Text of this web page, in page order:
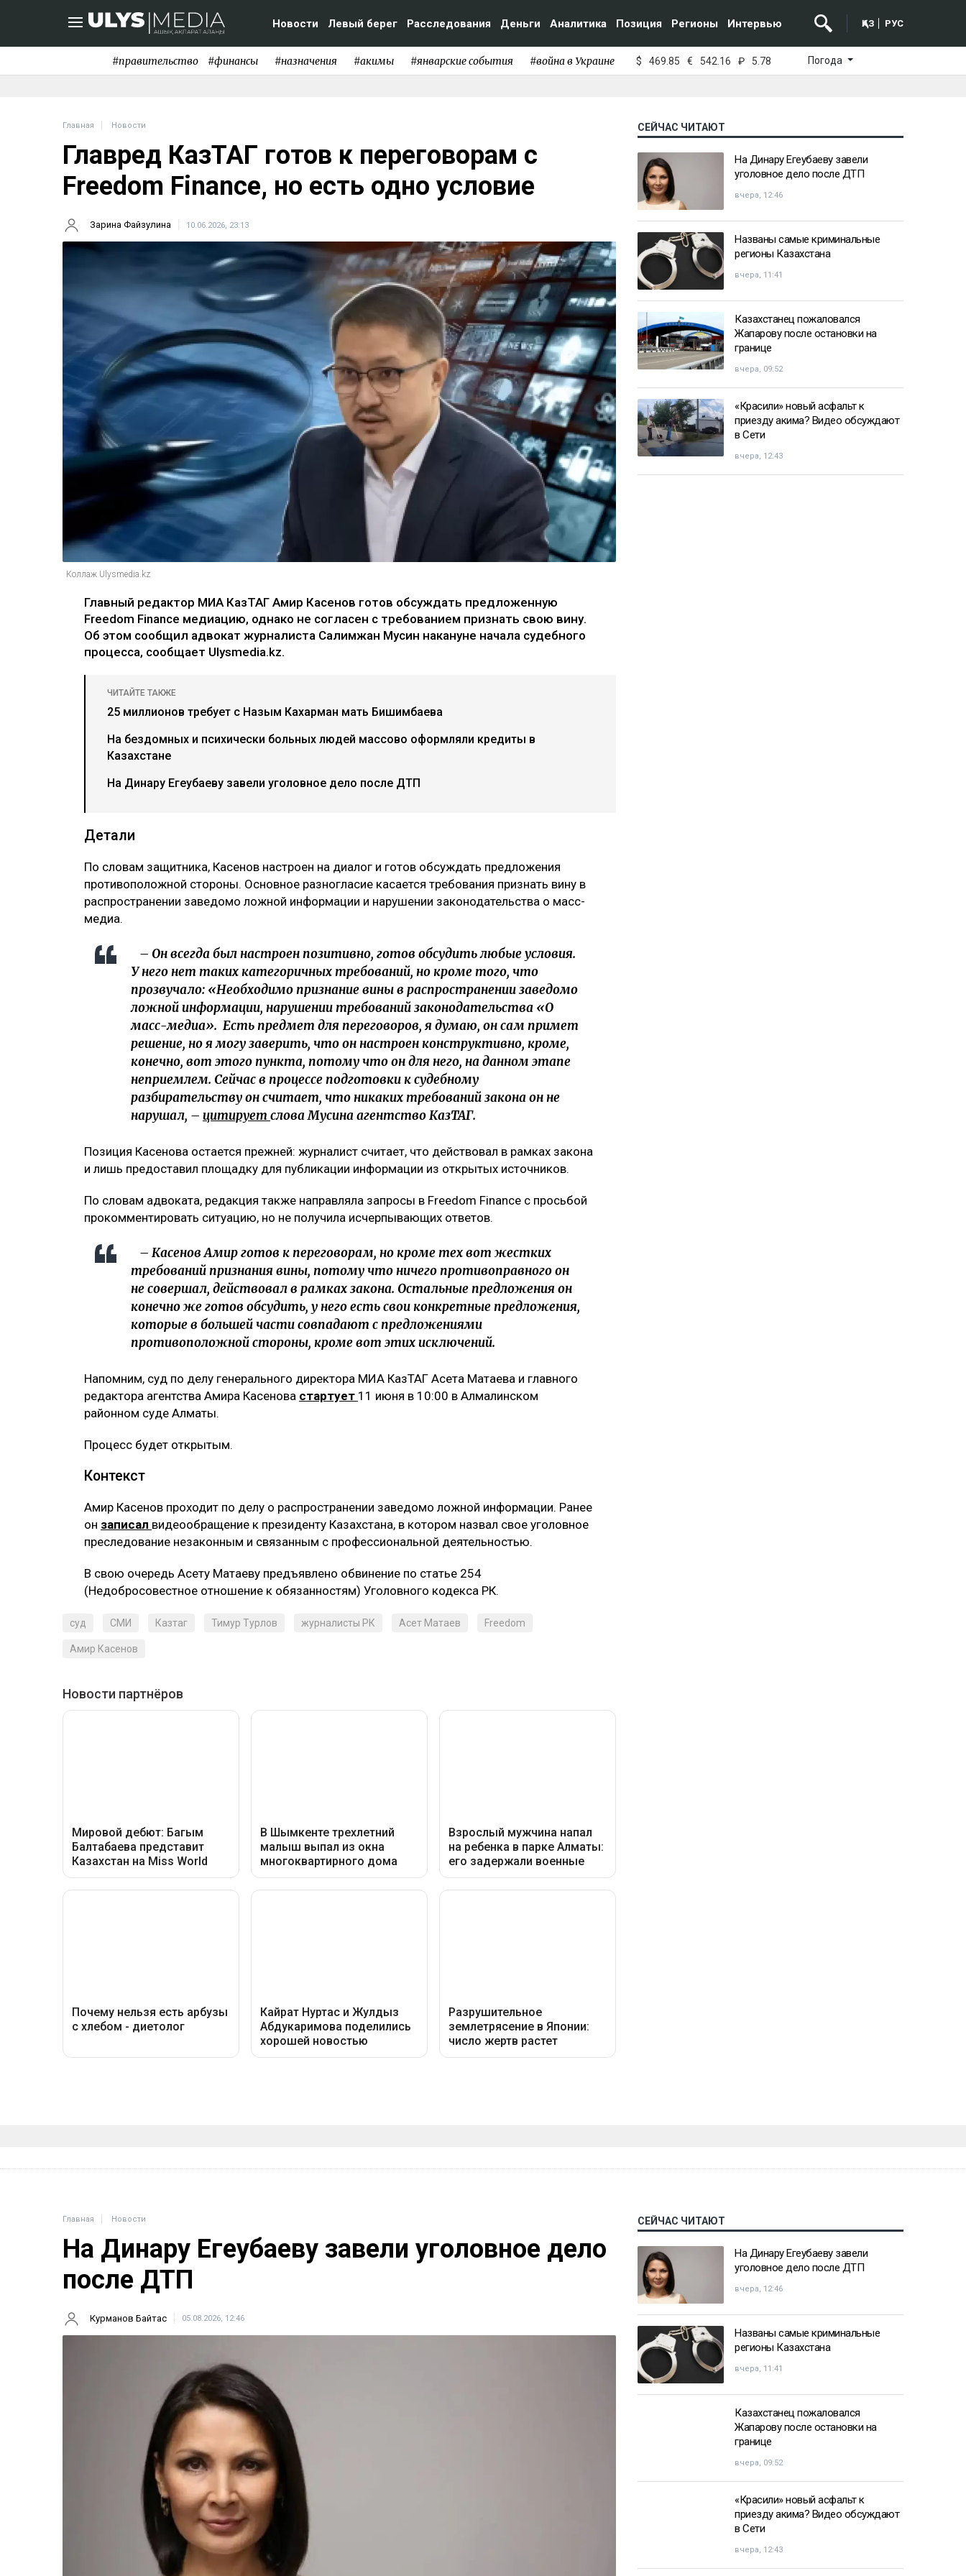
Новости Левый берег Расследования Деньги Аналитика Позиция Регионы Интервью ҚАЗ РУС
#правительство #финансы #назначения #акимы #январские события #война в Украине $ 469.85 € 542.16 ₽ 5.78 Погода
Главная Новости
Главред КазТАГ готов к переговорам с
Freedom Finance, но есть одно условие
Зарина Файзулина 10.06.2026, 23:13
Коллаж Ulysmedia.kz
Главный редактор МИА КазТАГ Амир Касенов готов обсуждать предложенную
Freedom Finance медиацию, однако не согласен с требованием признать свою вину.
Об этом сообщил адвокат журналиста Салимжан Мусин накануне начала судебного
процесса, сообщает Ulysmedia.kz.
ЧИТАЙТЕ ТАКЖЕ
25 миллионов требует с Назым Кахарман мать Бишимбаева
На бездомных и психически больных людей массово оформляли кредиты в
Казахстане
На Динару Егеубаеву завели уголовное дело после ДТП
Детали
По словам защитника, Касенов настроен на диалог и готов обсуждать предложения
противоположной стороны. Основное разногласие касается требования признать вину в
распространении заведомо ложной информации и нарушении законодательства о масс-
медиа.
– Он всегда был настроен позитивно, готов обсудить любые условия.
У него нет таких категоричных требований, но кроме того, что
прозвучало: «Необходимо признание вины в распространении заведомо
ложной информации, нарушении требований законодательства «О
масс-медиа». Есть предмет для переговоров, я думаю, он сам примет
решение, но я могу заверить, что он настроен конструктивно, кроме,
конечно, вот этого пункта, потому что он для него, на данном этапе
неприемлем. Сейчас в процессе подготовки к судебному
разбирательству он считает, что никаких требований закона он не
нарушал, – цитируетслова Мусина агентство КазТАГ.
Позиция Касенова остается прежней: журналист считает, что действовал в рамках закона
и лишь предоставил площадку для публикации информации из открытых источников.
По словам адвоката, редакция также направляла запросы в Freedom Finance с просьбой
прокомментировать ситуацию, но не получила исчерпывающих ответов.
– Касенов Амир готов к переговорам, но кроме тех вот жестких
требований признания вины, потому что ничего противоправного он
не совершал, действовал в рамках закона. Остальные предложения он
конечно же готов обсудить, у него есть свои конкретные предложения,
которые в большей части совпадают с предложениями
противоположной стороны, кроме вот этих исключений.
Напомним, суд по делу генерального директора МИА КазТАГ Асета Матаева и главного
редактора агентства Амира Касенова стартует 11 июня в 10:00 в Алмалинском
районном суде Алматы.
Процесс будет открытым.
Контекст
Амир Касенов проходит по делу о распространении заведомо ложной информации. Ранее
он записал видеообращение к президенту Казахстана, в котором назвал свое уголовное
преследование незаконным и связанным с профессиональной деятельностью.
В свою очередь Асету Матаеву предъявлено обвинение по статье 254
(Недобросовестное отношение к обязанностям) Уголовного кодекса РК.
суд СМИ Казтаг Тимур Турлов журналисты РК Асет Матаев Freedom
Амир Касенов
СЕЙЧАС ЧИТАЮТ
На Динару Егеубаеву завели
уголовное дело после ДТП
вчера, 12:46
Названы самые криминальные
регионы Казахстана
вчера, 11:41
Казахстанец пожаловался
Жапарову после остановки на
границе
вчера, 09:52
«Красили» новый асфальт к
приезду акима? Видео обсуждают
в Сети
вчера, 12:43
Главная Новости
На Динару Егеубаеву завели уголовное дело
после ДТП
Курманов Байтас 05.08.2026, 12:46
СЕЙЧАС ЧИТАЮТ
На Динару Егеубаеву завели
уголовное дело после ДТП
вчера, 12:46
Названы самые криминальные
регионы Казахстана
вчера, 11:41
Казахстанец пожаловался
Жапарову после остановки на
границе
вчера, 09:52
«Красили» новый асфальт к
приезду акима? Видео обсуждают
в Сети
вчера, 12:43